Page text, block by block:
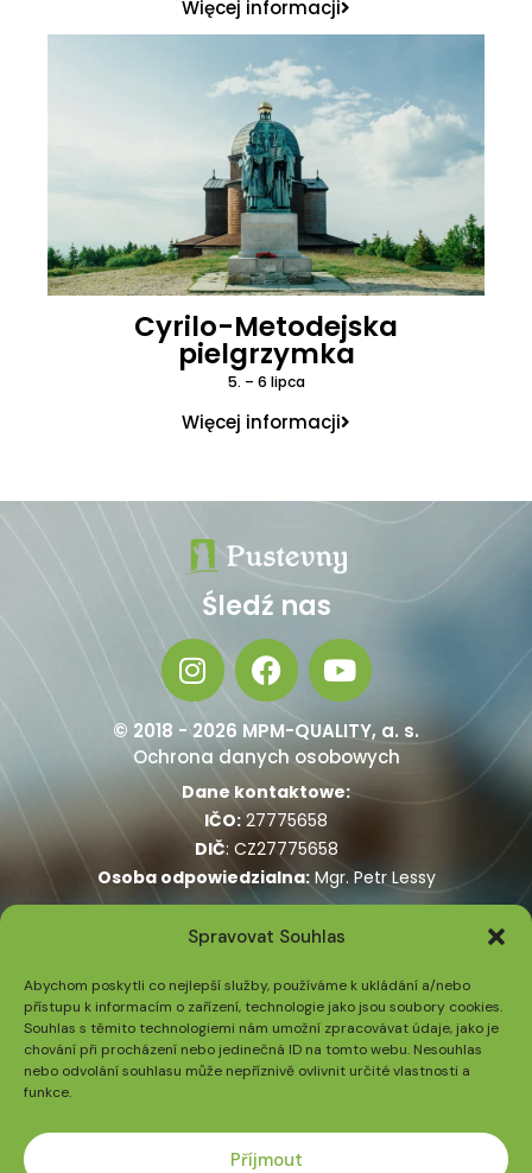
Spravovat Souhlas
Abychom poskytli co nejlepší služby, používáme k ukládání a/nebo
přístupu k informacím o zařízení, technologie jako jsou soubory cookies.
Souhlas s těmito technologiemi nám umožní zpracovávat údaje, jako je
chování při procházení nebo jedinečná ID na tomto webu. Nesouhlas
nebo odvolání souhlasu může nepříznivě ovlivnit určité vlastnosti a
funkce.
Příjmout
Więcej informacji
Cyrilo-Metodejska
pielgrzymka
5. – 6 lipca
Więcej informacji
Śledź nas
© 2018 - 2026 MPM-QUALITY, a. s.
Ochrona danych osobowych
Dane kontaktowe:
IČO:27775658
DIČ: CZ27775658
Osoba odpowiedzialna:Mgr. Petr Lessy
PUSTEVNY, s. r. o.
Trojanovice 477
744 01 Frenštát p. R.
Czech Republic
GPS: 49.489634, 18.264958
+420 739 392 969
Na ten numer telefonu nie udzielamy informacji dotyczących